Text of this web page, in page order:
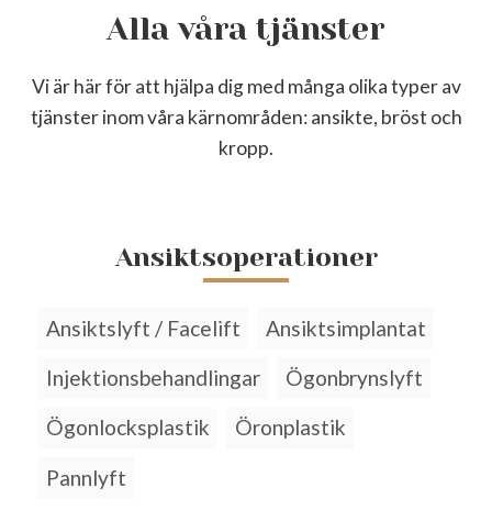
Alla våra tjänster
Vi är här för att hjälpa dig med många olika typer av
tjänster inom våra kärnområden: ansikte, bröst och
kropp.
Ansiktsoperationer
Ansiktslyft / Facelift
Ansiktsimplantat
Injektionsbehandlingar
Ögonbrynslyft
Ögonlocksplastik
Öronplastik
Pannlyft